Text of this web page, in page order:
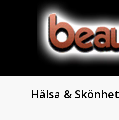
Hälsa & Skönhet